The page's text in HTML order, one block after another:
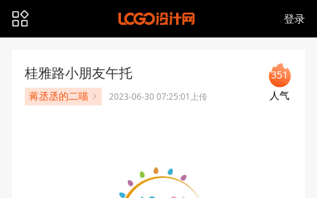
登录
桂雅路小朋友午托
蒋丞丞的二喵 2023-06-30 07:25:01上传
351
人气